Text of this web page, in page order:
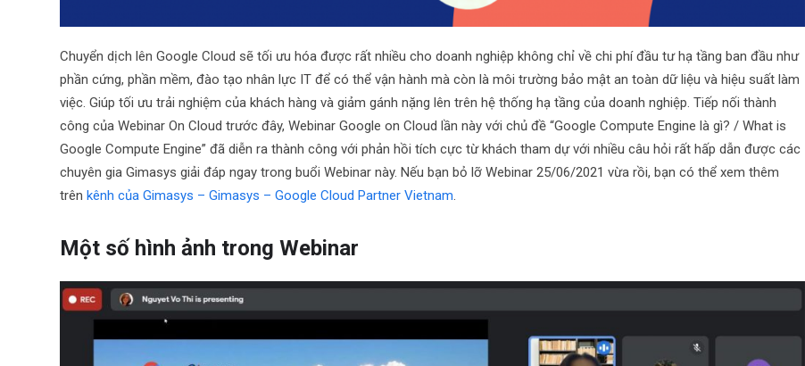
Chuyển dịch lên Google Cloud sẽ tối ưu hóa được rất nhiều cho doanh nghiệp không chỉ về chi phí đầu tư hạ tầng ban đầu như
phần cứng, phần mềm, đào tạo nhân lực IT để có thể vận hành mà còn là môi trường bảo mật an toàn dữ liệu và hiệu suất làm
việc. Giúp tối ưu trải nghiệm của khách hàng và giảm gánh nặng lên trên hệ thống hạ tầng của doanh nghiệp. Tiếp nối thành
công của Webinar On Cloud trước đây, Webinar Google on Cloud lần này với chủ đề “Google Compute Engine là gì? / What is
Google Compute Engine” đã diễn ra thành công với phản hồi tích cực từ khách tham dự với nhiều câu hỏi rất hấp dẫn được các
chuyên gia Gimasys giải đáp ngay trong buổi Webinar này. Nếu bạn bỏ lỡ Webinar 25/06/2021 vừa rồi, bạn có thể xem thêm
trênkênh của Gimasys – Gimasys – Google Cloud Partner Vietnam.
Một số hình ảnh trong Webinar